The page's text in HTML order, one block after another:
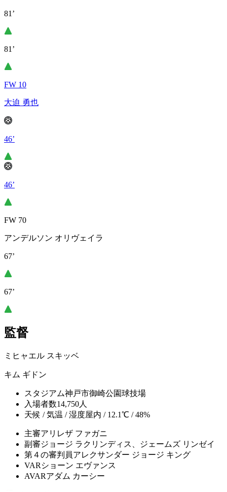
81’
81’
FW 10
大迫 勇也
46’
46’
FW 70
アンデルソン オリヴェイラ
67’
67’
監督
ミヒャエル スキッベ
キム ギドン
スタジアム神戸市御崎公園球技場
入場者数14,750人
天候 / 気温 / 湿度屋内 / 12.1℃ / 48%
主審アリレザ ファガニ
副審ジョージ ラクリンディス、ジェームズ リンゼイ
第４の審判員アレクサンダー ジョージ キング
VAR ショーン エヴァンス
AVARアダム カーシー